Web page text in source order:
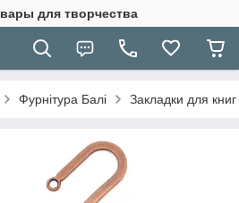
для творчества
Фурнітура Балі Закладки для книг